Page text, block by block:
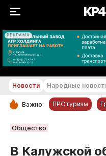
РЕКЛАМА
РУБРИКИ
Новости Народные
Важно: ПРОтуризм
Общество
В Калужской